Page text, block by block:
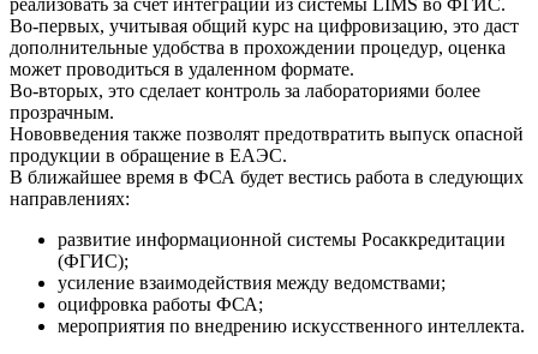
Во-первых, учитывая общий курс на цифровизацию, это даст
дополнительные удобства в прохождении процедур, оценка
может проводиться в удаленном формате.
Во-вторых, это сделает контроль за лабораториями более
прозрачным.
Нововведения также позволят предотвратить выпуск опасной
продукции в обращение в ЕАЭС.
В ближайшее время в ФСА будет вестись работа в следующих
направлениях:
развитие информационной системы Росаккредитации
(ФГИС);
усиление взаимодействия между ведомствами;
оцифровка работы ФСА;
мероприятия по внедрению искусственного интеллекта.